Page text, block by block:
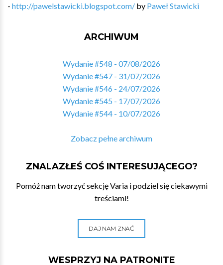
- http://pawelstawicki.blogspot.com/ by Paweł Stawicki
ARCHIWUM
Wydanie #548 - 07/08/2026
Wydanie #547 - 31/07/2026
Wydanie #546 - 24/07/2026
Wydanie #545 - 17/07/2026
Wydanie #544 - 10/07/2026
Zobacz pełne archiwum
ZNALAZŁEŚ COŚ INTERESUJĄCEGO?
Pomóż nam tworzyć sekcję Varia i podziel się ciekawymi
treściami!
DAJ NAM ZNAĆ
WESPRZYJ NA PATRONITE